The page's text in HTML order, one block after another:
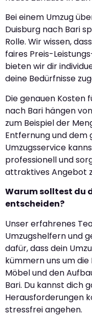
Bei einem Umzug
Duisburg nach Bari
Rolle. Wir wissen,
faires Preis-
bieten wir dir
deine Bedürfnisse
Die genauen Kosten
nach Bari hängen
zum Beispiel der
Entfernung und dem
Umzugsservice
professionell und
attraktives Angebot
Warum solltest du
entscheiden?
Unser erfahrenes
Umzugshelfern und
dafür, dass dein
kümmern uns um
Möbel und den
Bari. Du kannst dich
Herausforderungen
stressfrei angehen.